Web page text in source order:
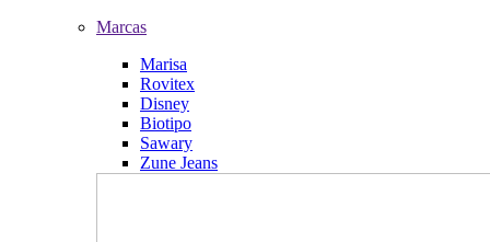
Marcas
Marisa
Rovitex
Disney
Biotipo
Sawary
Zune Jeans